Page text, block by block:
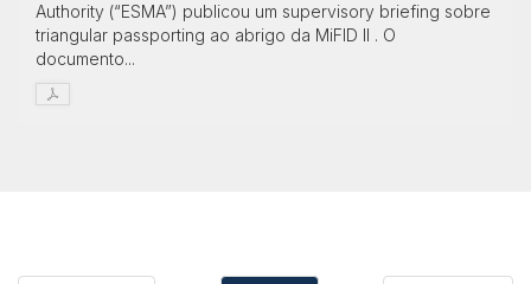
Authority (“ESMA”) publicou um supervisory briefing sobre
triangular passporting ao abrigo da MiFID II . O
documento...